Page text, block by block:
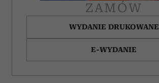
ZAMÓW
WYDANIE DRUKOWANE
E-WYDANIE